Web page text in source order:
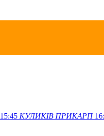
15:45 КУЛИКІВ ПРИКАРП